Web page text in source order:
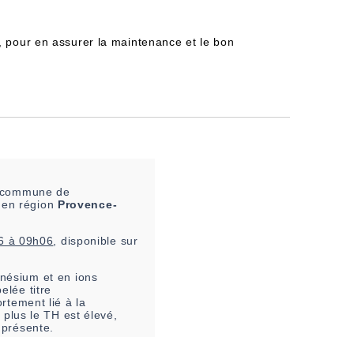
en assurer la maintenance et le bon
de
région Provence-
à 09h06, disponible sur
et en ions
titre
lié à la
le TH est élevé,